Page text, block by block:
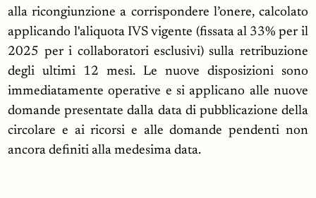
alla ricongiunzione a corrispondere l’onere, calcolato
applicando l'aliquota IVS vigente (fissata al 33% per il
2025 per i collaboratori esclusivi) sulla retribuzione
degli ultimi 12 mesi. Le nuove disposizioni sono
immediatamente operative e si applicano alle nuove
domande presentate dalla data di pubblicazione della
circolare e ai ricorsi e alle domande pendenti non
ancora definiti alla medesima data.